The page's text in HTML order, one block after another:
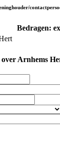
Bedragen:
Arnhems